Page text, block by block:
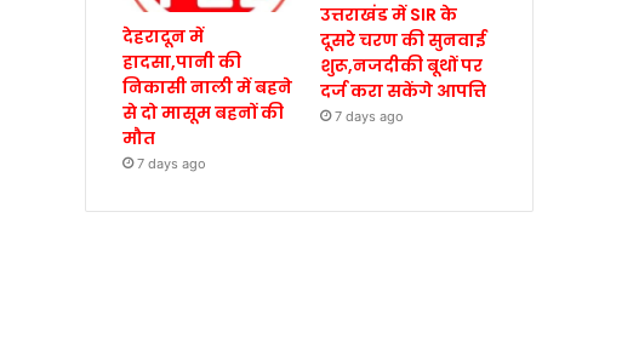
देहरादून में
हादसा,पानी की
निकासी नाली में बहने
से दो मासूम बहनों की
मौत
7 days ago
उत्तराखंड में SIR के
दूसरे चरण की सुनवाई
शुरू,नजदीकी बूथों पर
दर्ज करा सकेंगे आपत्ति
7 days ago